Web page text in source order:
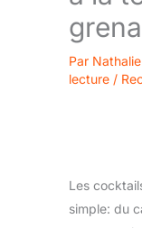
Par
lecture /
Les
simple: du